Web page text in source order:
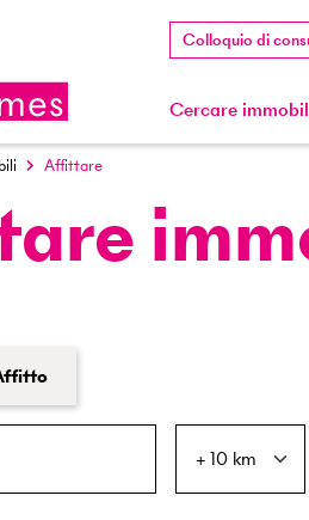
Colloquio di
Cercare
Affittare
immobiliare